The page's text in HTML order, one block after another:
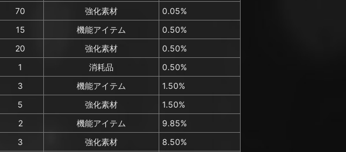
70 強化素材
0.05%
15 機能アイテム
0.50%
20 強化素材
0.50%
1 消耗品
0.50%
3 機能アイテム
1.50%
5 強化素材
1.50%
2 機能アイテム
9.85%
3 強化素材
8.50%